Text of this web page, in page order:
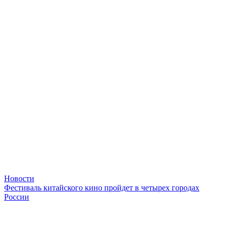
Новости
Фестиваль китайского кино пройдет в четырех городах
России